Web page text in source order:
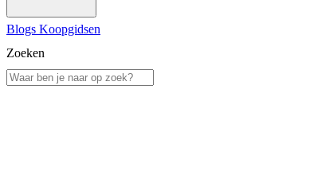
Blogs Koopgidsen
Zoeken